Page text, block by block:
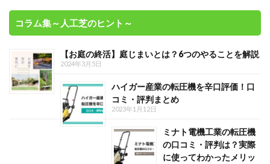
コラム集～人工芝のヒント～
【お庭の終活】庭じまいとは？6つのやることを解説
2024年3月5日
ハイガー産業の転圧機を辛口評価！口
コミ・評判まとめ
2023年1月12日
ミナト電機工業の転圧機
の口コミ・評判は？実際
に使ってわかったメリッ